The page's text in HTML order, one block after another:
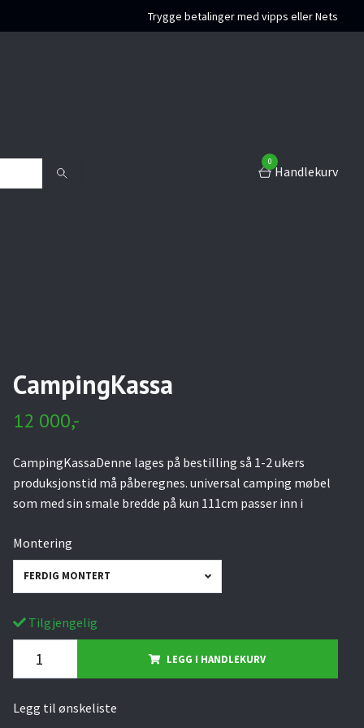
Trygge betalinger med vipps eller Nets
0
Handlekurv
CampingKassa
12 000,-
CampingKassaDenne lages på bestilling så 1-2 ukers
produksjonstid må påberegnes. universal camping møbel
som med sin smale bredde på kun 111cm passer inn i
Montering
FERDIG MONTERT
Tilgjengelig
LEGG I HANDLEKURV
Legg til ønskeliste